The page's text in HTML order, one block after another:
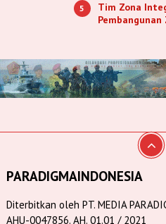
5
Tim Zona
Pembangunan
PARADIGMAINDONESIA
Diterbitkan oleh PT. MEDIA
AHU-0047856. AH. 01.01 / 2021